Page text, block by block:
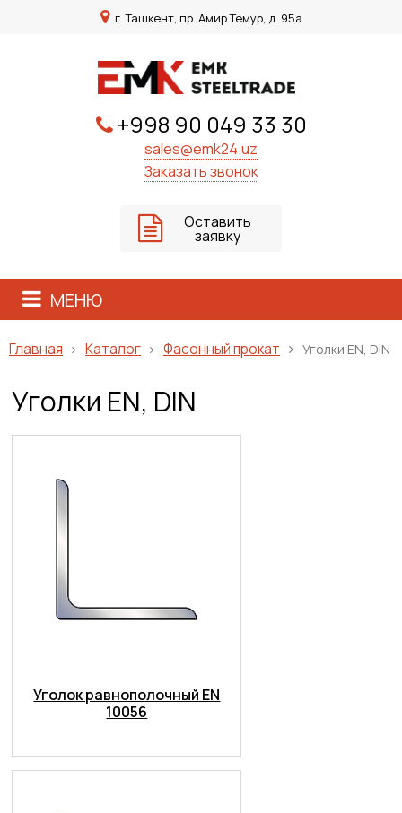
г. Ташкент, пр. Амир Темур, д. 95а
+998 90 049 33 30
sales@emk24.uz
Заказать звонок
Оставить
заявку
МЕНЮ
Главная Каталог Фасонный прокат Уголки EN, DIN
Уголки EN, DIN
Уголок равнополочный EN
10056